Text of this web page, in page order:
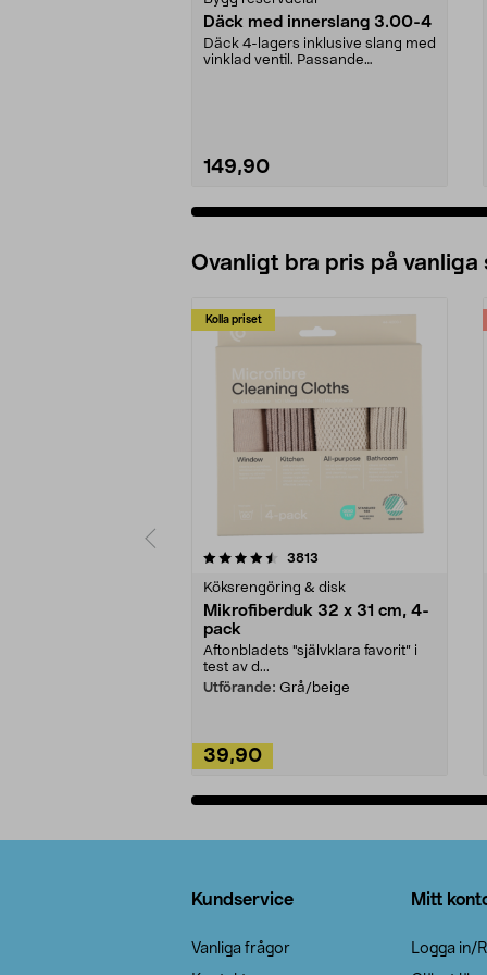
Däck med innerslang 3.00-4
Däck 4-lagers inklusive slang med
vinklad ventil. Passande
149,90
Ovanligt bra pris på vanliga
Kolla priset
3813
Köksrengöring & disk
Mikrofiberduk 32 x 31 cm, 4-
pack
Aftonbladets "självklara favorit” i
test av d...
Utförande: Grå/beige
39,90
4.0av 5 stjärnor
Kundservice
Vanliga frågor
Mitt
Logga in/